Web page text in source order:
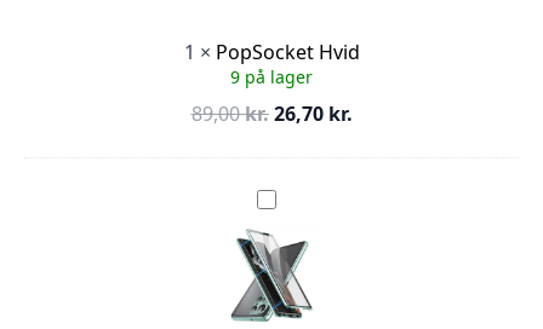
1 × PopSocket Hvid
9 på lager
89,00kr. Den
pris
var:
26,70 kr.Den
pris
Samsung
Galaxy
S23
Ultra
Perfect
Cover
-